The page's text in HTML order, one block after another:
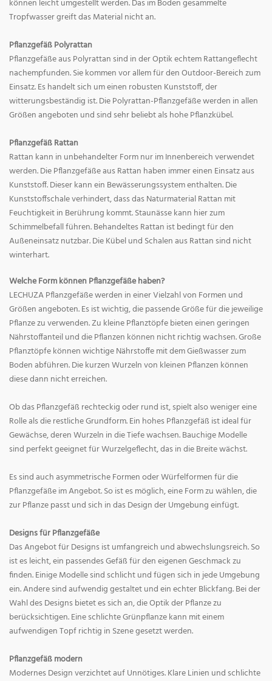
können leicht umgestellt werden. Das im Boden gesammelte
Tropfwasser greift das Material nicht an.
Pflanzgefäß Polyrattan
Pflanzgefäße aus Polyrattan sind in der Optik echtem Rattangeflecht
nachempfunden. Sie kommen vor allem für den Outdoor-Bereich zum
Einsatz. Es handelt sich um einen robusten Kunststoff, der
witterungsbeständig ist. Die Polyrattan-Pflanzgefäße werden in allen
Größen angeboten und sind sehr beliebt als hohe Pflanzkübel.
Pflanzgefäß Rattan
Rattan kann in unbehandelter Form nur im Innenbereich verwendet
werden. Die Pflanzgefäße aus Rattan haben immer einen Einsatz aus
Kunststoff. Dieser kann ein Bewässerungssystem enthalten. Die
Kunststoffschale verhindert, dass das Naturmaterial Rattan mit
Feuchtigkeit in Berührung kommt. Staunässe kann hier zum
Schimmelbefall führen. Behandeltes Rattan ist bedingt für den
Außeneinsatz nutzbar. Die Kübel und Schalen aus Rattan sind nicht
winterhart.
Welche Form können Pflanzgefäße haben?
LECHUZA Pflanzgefäße werden in einer Vielzahl von Formen und
Größen angeboten. Es ist wichtig, die passende Größe für die jeweilige
Pflanze zu verwenden. Zu kleine Pflanztöpfe bieten einen geringen
Nährstoffanteil und die Pflanzen können nicht richtig wachsen. Große
Pflanztöpfe können wichtige Nährstoffe mit dem Gießwasser zum
Boden abführen. Die kurzen Wurzeln von kleinen Pflanzen können
diese dann nicht erreichen.
Ob das Pflanzgefäß rechteckig oder rund ist, spielt also weniger eine
Rolle als die restliche Grundform. Ein hohes Pflanzgefäß ist ideal für
Gewächse, deren Wurzeln in die Tiefe wachsen. Bauchige Modelle
sind perfekt geeignet für Wurzelgeflecht, das in die Breite wächst.
Es sind auch asymmetrische Formen oder Würfelformen für die
Pflanzgefäße im Angebot. So ist es möglich, eine Form zu wählen, die
zur Pflanze passt und sich in das Design der Umgebung einfügt.
Designs für Pflanzgefäße
Das Angebot für Designs ist umfangreich und abwechslungsreich. So
ist es leicht, ein passendes Gefäß für den eigenen Geschmack zu
finden. Einige Modelle sind schlicht und fügen sich in jede Umgebung
ein. Andere sind aufwendig gestaltet und ein echter Blickfang. Bei der
Wahl des Designs bietet es sich an, die Optik der Pflanze zu
berücksichtigen. Eine schlichte Grünpflanze kann mit einem
aufwendigen Topf richtig in Szene gesetzt werden.
Pflanzgefäß modern
Modernes Design verzichtet auf Unnötiges. Klare Linien und schlichte